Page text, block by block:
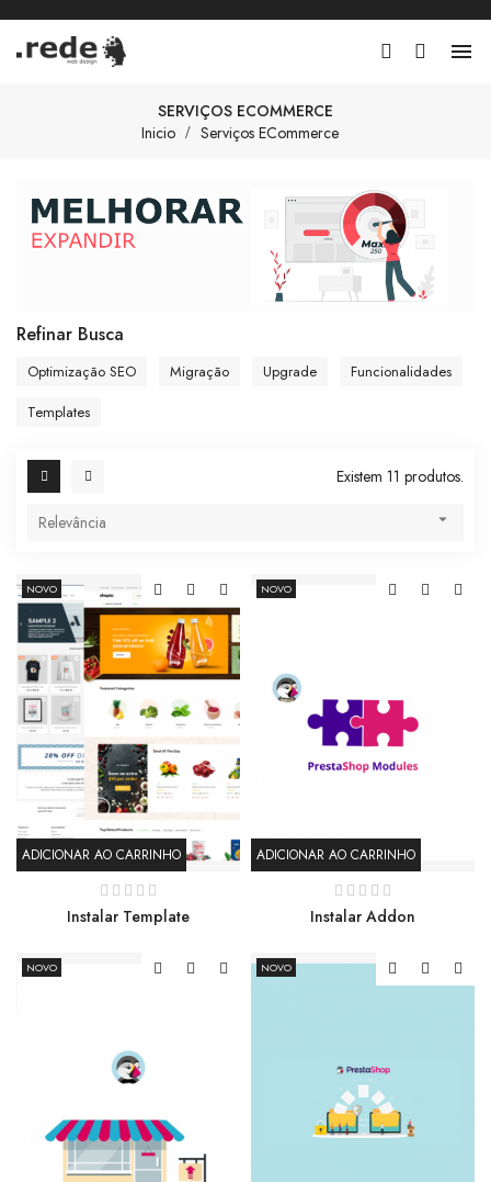

SERVIÇOS ECOMMERCE
Inicio
Serviços ECommerce
Refinar Busca
Optimização SEO Migração Upgrade
Funcionalidades
Templates
Existem 11 produtos.
Relevância 
NOVO
ADICIONAR AO CARRINHO
Instalar Template
NOVO
ADICIONAR AO CARRINHO
Instalar Addon
NOVO NOVO